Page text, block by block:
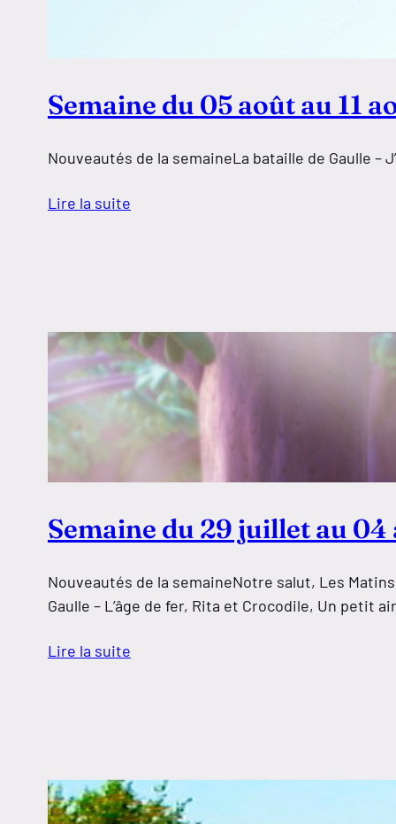
Semaine du 05 août au 11
Nouveautés de la semaineLa bataille de Gaulle –
Lire la suite
Semaine du 29 juillet au 04
Nouveautés de la semaineNotre salut, Les
Gaulle – L’âge de fer, Rita et Crocodile, Un petit
Lire la suite